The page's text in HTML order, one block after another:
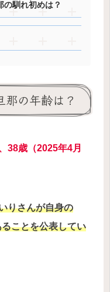
の馴れ初めは？
那の年齢は？
38歳（2025年4月
りさんが自身の
ことを公表してい